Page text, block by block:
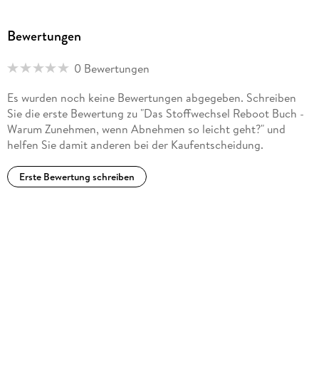
Bewertungen
0 Bewertungen
Es wurden noch keine Bewertungen abgegeben. Schreiben
Sie die erste Bewertung zu "Das Stoffwechsel Reboot Buch -
Warum Zunehmen, wenn Abnehmen so leicht geht?" und
helfen Sie damit anderen bei der Kaufentscheidung.
Erste Bewertung schreiben